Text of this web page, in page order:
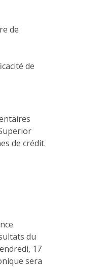
de
de
de crédit.
du
17
sera